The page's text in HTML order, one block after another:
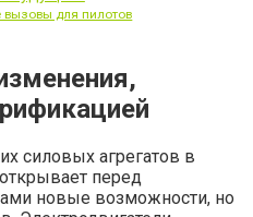
для пилотов
силовых агрегатов в
перед
новые возможности, но